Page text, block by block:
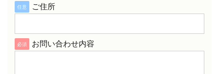
任意 ご住所
必須 お問い合わせ内容